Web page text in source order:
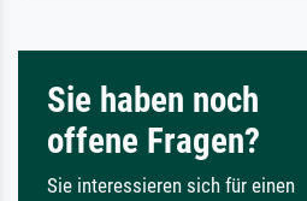
Sie haben noch
offene Fragen?
Sie interessieren sich für einen